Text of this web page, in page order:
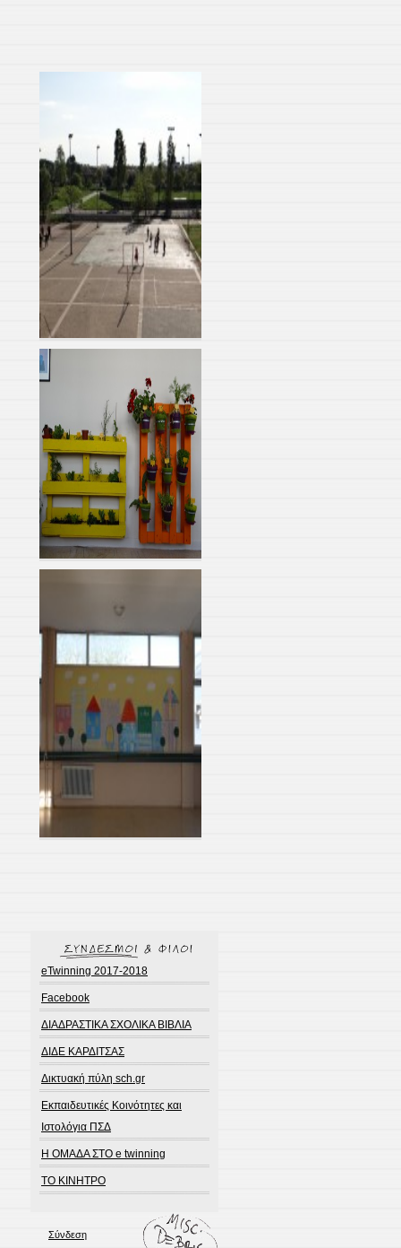
eTwinning 2017-2018
Facebook
ΔΙΑΔΡΑΣΤΙΚΑ ΣΧΟΛΙΚΑ ΒΙΒΛΙΑ
ΔΙΔΕ ΚΑΡΔΙΤΣΑΣ
Δικτυακή πύλη sch.gr
Εκπαιδευτικές Κοινότητες και
Ιστολόγια ΠΣΔ
Η ΟΜΑΔΑ ΣΤΟ e twinning
ΤΟ ΚΙΝΗΤΡΟ
Σύνδεση